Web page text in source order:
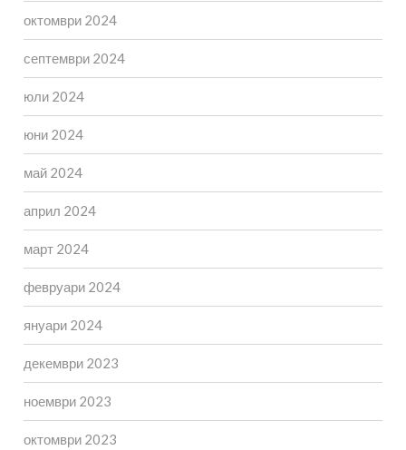
октомври 2024
септември 2024
юли 2024
юни 2024
май 2024
април 2024
март 2024
февруари 2024
януари 2024
декември 2023
ноември 2023
октомври 2023